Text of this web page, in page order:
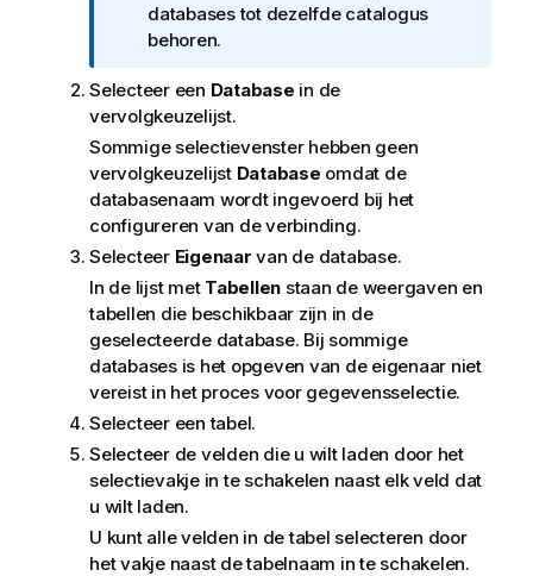
f
o
m
a
t
i
e
databases tot dezelfde catalogus
behoren.
Selecteer een Database in de
vervolgkeuzelijst.
Sommige selectievenster hebben geen
vervolgkeuzelijst Database omdat de
databasenaam wordt ingevoerd bij het
configureren van de verbinding.
Selecteer Eigenaarvan de database.
In de lijst met Tabellen staan de weergaven en
tabellen die beschikbaar zijn in de
geselecteerde database. Bij sommige
databases is het opgeven van de eigenaar niet
vereist in het proces voor gegevensselectie.
Selecteer een tabel.
Selecteer de velden die u wilt laden door het
selectievakje in te schakelen naast elk veld dat
u wilt laden.
U kunt alle velden in de tabel selecteren door
het vakje naast de tabelnaam in te schakelen.